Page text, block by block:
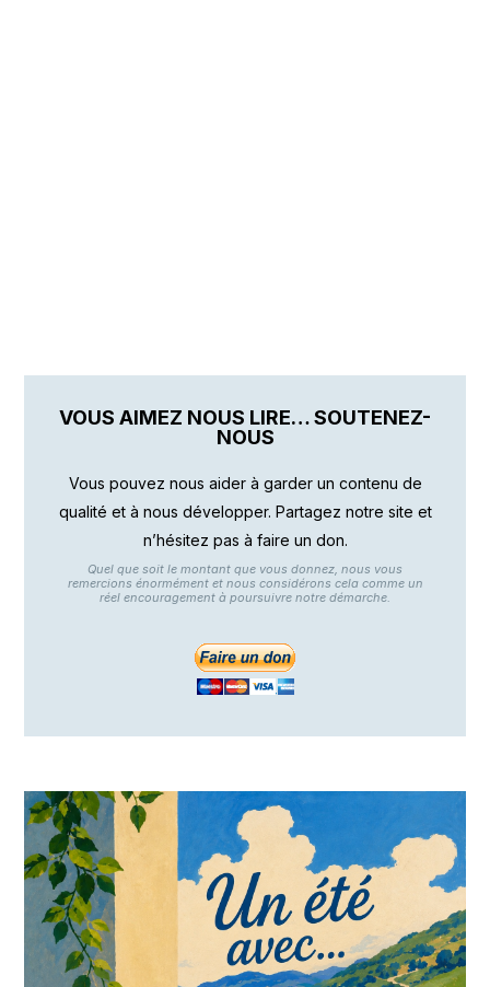
VOUS AIMEZ NOUS LIRE… SOUTENEZ-
NOUS
Vous pouvez nous aider à garder un contenu de
qualité et à nous développer. Partagez notre site et
n’hésitez pas à faire un don.
Quel que soit le montant que vous donnez, nous vous
remercions énormément et nous considérons cela comme un
réel encouragement à poursuivre notre démarche.